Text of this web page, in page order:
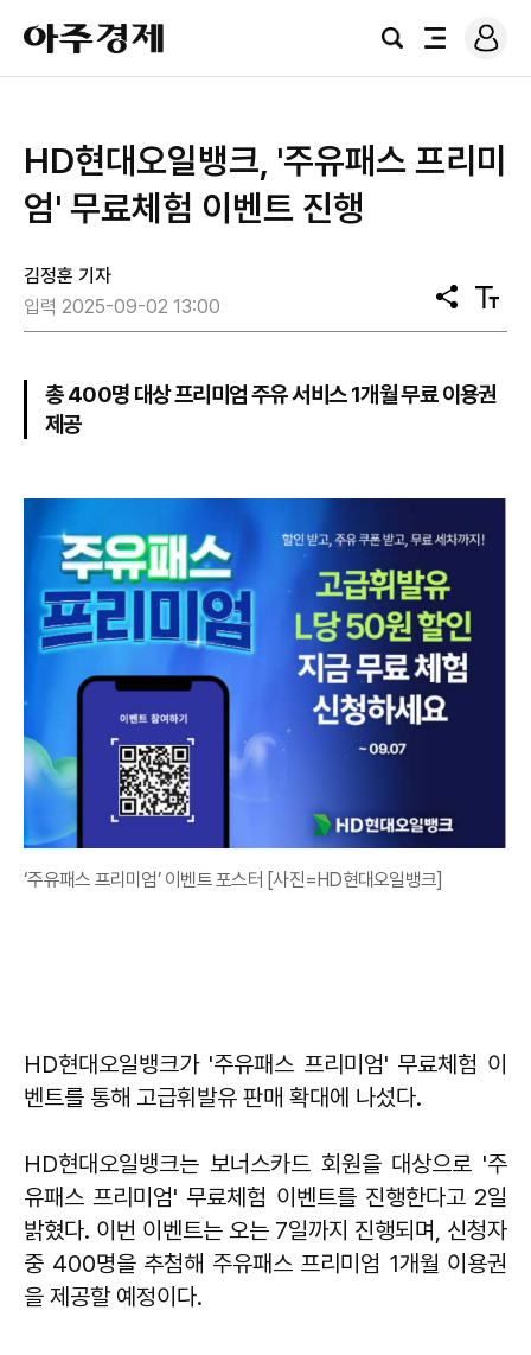
아
주
경
검
전
로
그
HD현대오일뱅크, '주유패스 프리미
엄' 무료체험 이벤트 진행
김정훈 기자
입력 2025-09-02 13:00
공
유
텍
스
기
총 400명 대상 프리미엄 주유 서비스 1개월 무료 이용권
제공
‘주유패스 프리미엄’ 이벤트 포스터 [사진=HD현대오일뱅크]
HD현대오일뱅크가 '주유패스 프리미엄' 무료체험 이
벤트를 통해 고급휘발유 판매 확대에 나섰다.
HD현대오일뱅크는 보너스카드 회원을 대상으로 '주
유패스 프리미엄' 무료체험 이벤트를 진행한다고 2일
밝혔다. 이번 이벤트는 오는 7일까지 진행되며, 신청자
중 400명을 추첨해 주유패스 프리미엄 1개월 이용권
을 제공할 예정이다.